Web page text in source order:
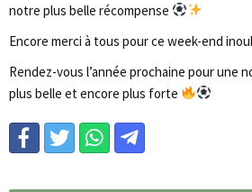
notre plus belle récompense
Encore merci à tous pour ce week-end
Rendez-vous l’année prochaine pour une
plus belle et encore plus forte